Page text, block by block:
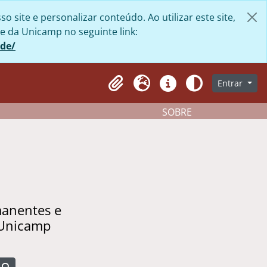
site e personalizar conteúdo. Ao utilizar este site,
da Unicamp no seguinte link:
Clipboard
Idioma AtalhosAparênciaEntrar
SOBRE
e